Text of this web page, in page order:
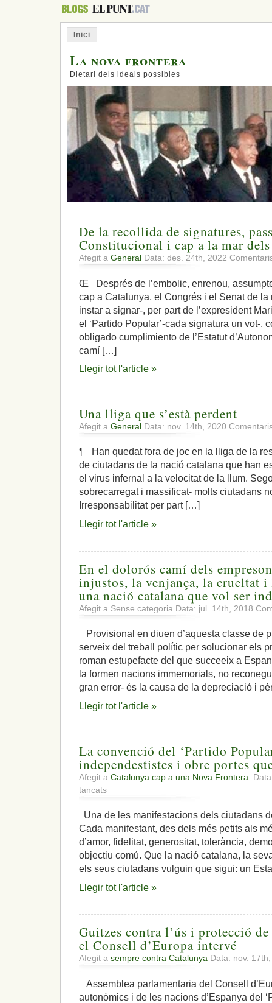
Inici
La nova frontera
Dietari dels ideals possibles
De la recollida de signatures,
Constitucional i cap a la mar dels
Afegit a General Data: des. 24th, 2022
Œ Després de l’embolic, enrenou,
cap a Catalunya, el Congrés i el Senat de
instar a signar-, per part de l’expresident
el ‘Partido Popular’-cada signatura un vot-,
obligado cumplimiento de l’Estatut
camí […]
Llegir tot l'article »
Una lliga que s’està perdent
Afegit a General Data: nov. 14th, 2020
¶ Han quedat fora de joc en la lliga de la
de ciutadans de la nació catalana que han
el virus infernal a la velocitat de la llum.
sobrecarregat i massificat- molts ciutadans
Irresponsabilitat per part […]
Llegir tot l'article »
En el dolorós camí dels
injustos, la venjança, la crueltat
una nació catalana que vol ser
Afegit a Sense categoria Data: jul. 14th, 2018
Provisional en diuen d’aquesta classe de
serveix del treball polític per solucionar els
roman estupefacte del que succeeix a
la formen nacions immemorials, no
gran error- és la causa de la depreciació i
Llegir tot l'article »
La convenció del ‘Partido
independestistes i obre portes
Afegit a Catalunya cap a una Nova Frontera.
tancats
La
del
‘Partido
Popular’,
suma
independestistes
i
portes
tancades
Una de les manifestacions dels ciutadans
Cada manifestant, des dels més petits als
d’amor, fidelitat, generositat, tolerància,
objectiu comú. Que la nació catalana, la
els seus ciutadans vulguin que sigui: un
Llegir tot l'article »
Guitzes contra l’ús i protecció
el Consell d’Europa intervé
Afegit a sempre contra Catalunya Data: nov.
Assemblea parlamentaria del Consell
autonòmics i de les nacions d’Espanya del